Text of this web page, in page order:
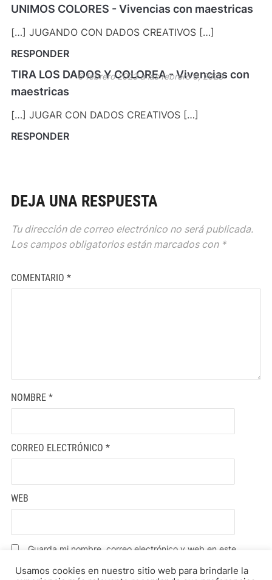
UNIMOS COLORES - Vivencias con maestricas
[…] JUGANDO CON DADOS CREATIVOS […]
RESPONDER
TIRA LOS DADOS Y COLOREA - Vivencias con
maestricas
6 febrero 2023 a las febrero 6, 2023
[…] JUGAR CON DADOS CREATIVOS […]
RESPONDER
DEJA UNA RESPUESTA
Tu dirección de correo electrónico no será publicada.
Los campos obligatorios están marcados con *
COMENTARIO *
NOMBRE *
CORREO ELECTRÓNICO *
WEB
Guarda mi nombre, correo electrónico y web en este
Usamos cookies en nuestro sitio web para brindarle la